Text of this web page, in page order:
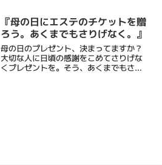
特化し、ストレス社会で頑張るあなたに
ひとときの...
『母の日にエステのチケットを贈
ろう。あくまでもさりげなく。』
母の日のプレゼント、決まってますか？
大切な人に日頃の感謝をこめてさりげな
くプレゼントを。そう、あくまでもさり